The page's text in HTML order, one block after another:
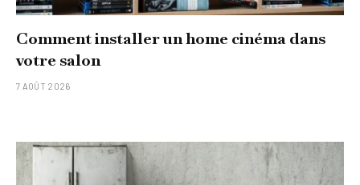
Comment installer un home cinéma dans
votre salon
7 AOÛT 2026